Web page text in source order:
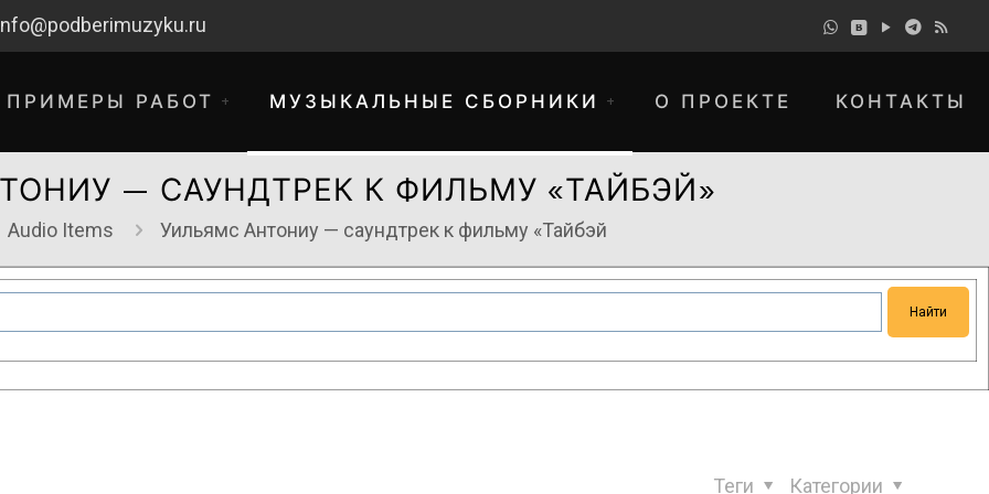
ПРИМЕРЫ РАБОТ МУЗЫКАЛЬНЫЕ СБОРНИКИ О ПРОЕКТЕ КОНТАКТЫ
— САУНДТРЕК К ФИЛЬМУ «ТАЙБЭЙ»
Audio Items Уильямс Антониу — саундтрек к фильму «Тайбэй
Категории
Теги